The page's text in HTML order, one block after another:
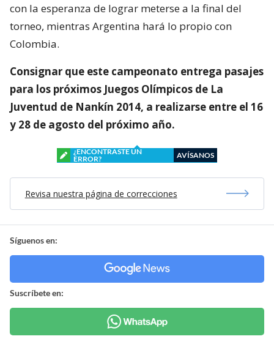
con la esperanza de lograr meterse a la final del
torneo, mientras Argentina hará lo propio con
Colombia.
Consignar que este campeonato entrega pasajes
para los próximos Juegos Olímpicos de La
Juventud de Nankín 2014, a realizarse entre el 16
y 28 de agosto del próximo año.
¿ENCONTRASTE UN
ERROR?
AVÍSANOS
Revisa nuestra página de correcciones
Síguenos en:
Suscríbete en: